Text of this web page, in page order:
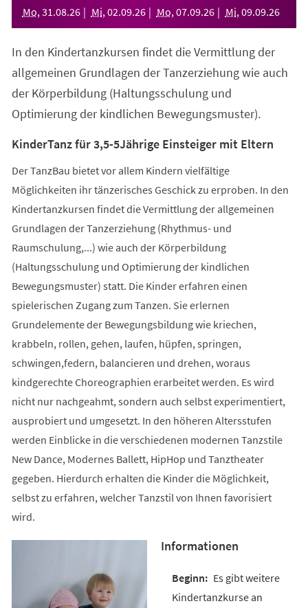
Mo, 31 .08.26 Mi, 02.09.26 Mo, 07.09.26 Mi, 09.09.26
In den Kindertanzkursen findet die Vermittlung der
allgemeinen Grundlagen der Tanzerziehung wie auch
der Körperbildung (Haltungsschulung und
Optimierung der kindlichen Bewegungsmuster).
KinderTanz für 3,5-5Jährige Einsteiger mit Eltern
Der TanzBau bietet vor allem Kindern vielfältige
Möglichkeiten ihr tänzerisches Geschick zu erproben. In den
Kindertanzkursen findet die Vermittlung der allgemeinen
Grundlagen der Tanzerziehung (Rhythmus- und
Raumschulung,...) wie auch der Körperbildung
(Haltungsschulung und Optimierung der kindlichen
Bewegungsmuster) statt. Die Kinder erfahren einen
spielerischen Zugang zum Tanzen. Sie erlernen
Grundelemente der Bewegungsbildung wie kriechen,
krabbeln, rollen, gehen, laufen, hüpfen, springen,
schwingen,federn, balancieren und drehen, woraus
kindgerechte Choreographien erarbeitet werden. Es wird
nicht nur nachgeahmt, sondern auch selbst experimentiert,
ausprobiert und umgesetzt. In den höheren Altersstufen
werden Einblicke in die verschiedenen modernen Tanzstile
New Dance, Modernes Ballett, HipHop und Tanztheater
gegeben. Hierdurch erhalten die Kinder die Möglichkeit,
selbst zu erfahren, welcher Tanzstil von Ihnen favorisiert
wird.
Informationen
Es gibt weitere
Kindertanzkurse an